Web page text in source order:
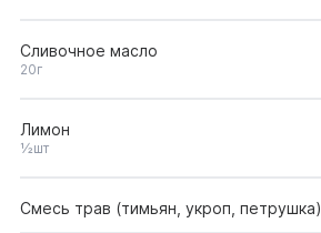
Сливочное масло
20г
Лимон
½шт
Смесь трав (тимьян, укроп, петрушка)